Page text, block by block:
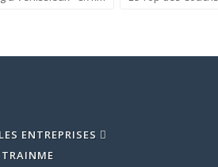
ENTREPRISES
TRAINME